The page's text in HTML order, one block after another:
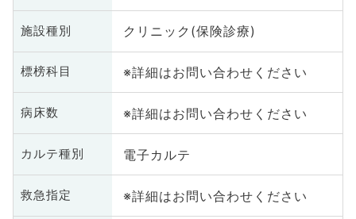
施設種別 クリニック(保険診療)
標榜科目 ※詳細はお問い合わせください
病床数 ※詳細はお問い合わせください
カルテ種別 電子カルテ
救急指定 ※詳細はお問い合わせください